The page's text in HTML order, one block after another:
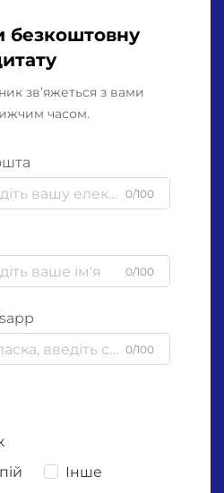
безкоштовну
зв’яжеться з вами
часом.
0/100
0/100
0/100
Інше